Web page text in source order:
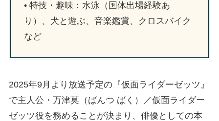
• 特技・趣味：水泳（国体出場経験あ
り）、犬と遊ぶ、音楽鑑賞、クロスバイク
など
2025年9月より放送予定の『仮面ライダーゼッツ』
で主人公・万津莫（ばんつ ばく）／仮面ライダー
ゼッツ役を務めることが決まり、俳優としての本